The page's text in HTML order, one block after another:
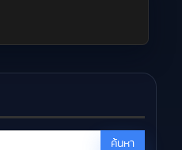
ค้นหา